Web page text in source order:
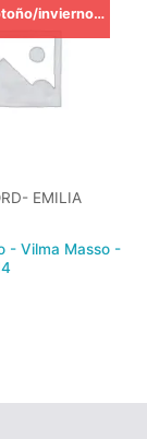
Colección otoño/invierno TRIBECA-
EMILIA
- Vilma Masso -